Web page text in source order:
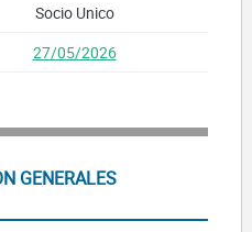
Socio Unico
27/05/2026
GENERALES